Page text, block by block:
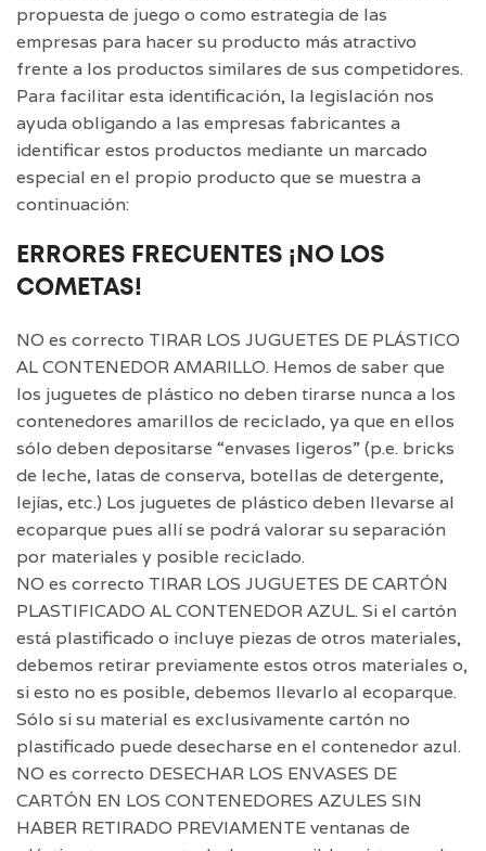
propuesta de juego o como estrategia de las
empresas para hacer su producto más atractivo
frente a los productos similares de sus competidores.
Para facilitar esta identificación, la legislación nos
ayuda obligando a las empresas fabricantes a
identificar estos productos mediante un marcado
especial en el propio producto que se muestra a
continuación:
ERRORES FRECUENTES ¡NO LOS
COMETAS!
NO es correcto TIRAR LOS JUGUETES DE PLÁSTICO
AL CONTENEDOR AMARILLO. Hemos de saber que
los juguetes de plástico no deben tirarse nunca a los
contenedores amarillos de reciclado, ya que en ellos
sólo deben depositarse “envases ligeros” (p.e. bricks
de leche, latas de conserva, botellas de detergente,
lejías, etc.) Los juguetes de plástico deben llevarse al
ecoparque pues allí se podrá valorar su separación
por materiales y posible reciclado.
NO es correcto TIRAR LOS JUGUETES DE CARTÓN
PLASTIFICADO AL CONTENEDOR AZUL. Si el cartón
está plastificado o incluye piezas de otros materiales,
debemos retirar previamente estos otros materiales o,
si esto no es posible, debemos llevarlo al ecoparque.
Sólo si su material es exclusivamente cartón no
plastificado puede desecharse en el contenedor azul.
NO es correcto DESECHAR LOS ENVASES DE
CARTÓN EN LOS CONTENEDORES AZULES SIN
HABER RETIRADO PREVIAMENTE ventanas de